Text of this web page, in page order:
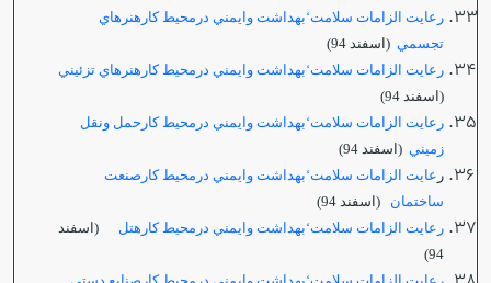
رعايت الزامات سلامت‘بهداشت وايمني درمحيط كارهنرهاي
تجسمي (اسفند 94)
رعايت الزامات سلامت‘بهداشت وايمني درمحيط كارهنرهاي تزئيني
(اسفند 94)
رعايت الزامات سلامت‘بهداشت وايمني درمحيط كارحمل ونقل
زميني (اسفند 94)
ر عايت الزامات سلامت‘بهداشت وايمني درمحيط كارصنعت
ساختمان (اسفند 94)
رعايت الزامات سلامت‘بهداشت وايمني درمحيط كارهتل (اسفند
94)